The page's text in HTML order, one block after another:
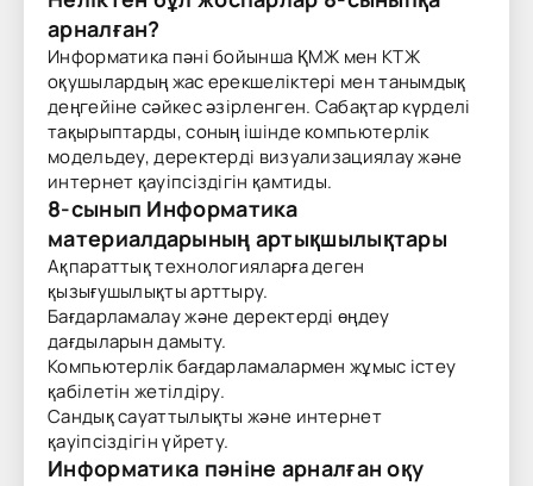
арналған?
Информатика пәні бойынша ҚМЖ мен КТЖ
оқушылардың жас ерекшеліктері мен танымдық
деңгейіне сәйкес әзірленген. Сабақтар күрделі
тақырыптарды, соның ішінде компьютерлік
модельдеу, деректерді визуализациялау және
интернет қауіпсіздігін қамтиды.
8-сынып Информатика
материалдарының артықшылықтары
Ақпараттық технологияларға деген
қызығушылықты арттыру.
Бағдарламалау және деректерді өңдеу
дағдыларын дамыту.
Компьютерлік бағдарламалармен жұмыс істеу
қабілетін жетілдіру.
Сандық сауаттылықты және интернет
қауіпсіздігін үйрету.
Информатика пәніне арналған оқу